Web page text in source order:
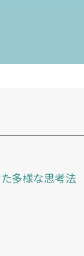
た多様な思考法